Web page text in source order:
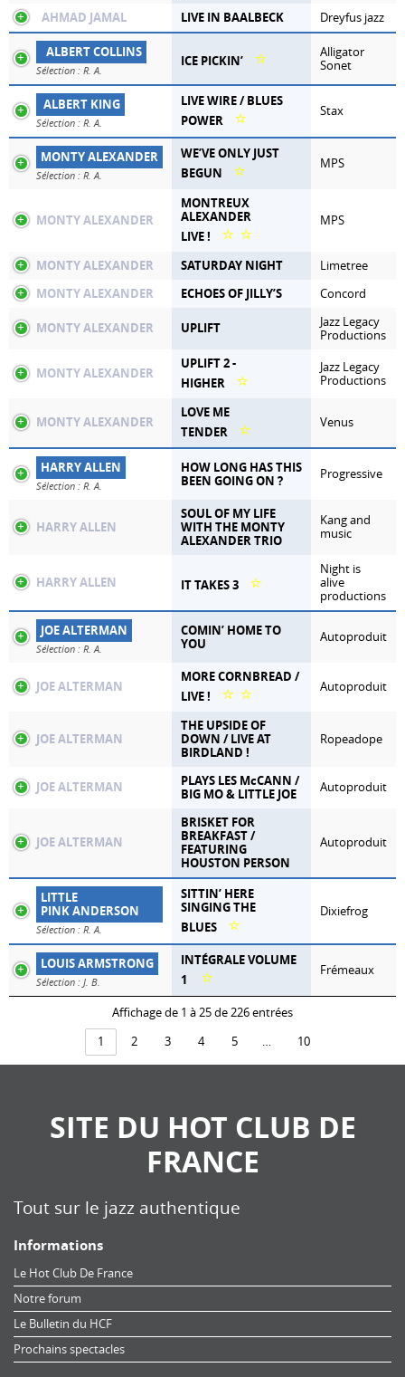
AHMAD JAMAL LIVE IN BAALBECK Dreyfus jazz
ALBERT COLLINS
Sélection : R. A.
ICE PICKIN’ ⭐
Alligator
Sonet
ALBERT KING
Sélection : R. A.
LIVE WIRE / BLUES
POWER
⭐ Stax
MONTY ALEXANDER
Sélection : R. A.
WE’VE ONLY JUST
BEGUN
⭐ MPS
MONTY ALEXANDER
MONTREUX
ALEXANDER
LIVE !
⭐ ⭐
MPS
MONTY ALEXANDER SATURDAY NIGHT
Limetree
MONTY ALEXANDER
ECHOES OF JILLY’S Concord
MONTY ALEXANDER UPLIFT
Jazz Legacy
Productions
MONTY ALEXANDER
UPLIFT 2 -
HIGHER
⭐
Jazz Legacy
Productions
MONTY ALEXANDER
LOVE ME
TENDER
⭐ Venus
HARRY ALLEN
Sélection : R. A.
HOW LONG HAS THIS
BEEN GOING ON ?
Progressive
HARRY ALLEN
SOUL OF MY LIFE
WITH THE MONTY
ALEXANDER TRIO
Kang and
music
HARRY ALLEN IT TAKES 3 ⭐
Night is
alive
productions
JOE ALTERMAN
Sélection : R. A.
COMIN’ HOME TO
YOU
Autoproduit
JOE ALTERMAN
MORE CORNBREAD /
LIVE !
⭐ ⭐ Autoproduit
JOE ALTERMAN
THE UPSIDE OF
DOWN / LIVE AT
BIRDLAND !
Ropeadope
JOE ALTERMAN
PLAYS LES McCANN /
BIG MO & LITTLE JOE
Autoproduit
JOE ALTERMAN
BRISKET FOR
BREAKFAST /
FEATURING
HOUSTON PERSON
Autoproduit
LITTLE
PINK ANDERSON
Sélection : R. A.
SITTIN’ HERE
SINGING THE
BLUES
⭐
Dixiefrog
LOUIS ARMSTRONG
Sélection : J. B.
INTÉGRALE VOLUME
1
⭐ Frémeaux
Affichage de 1 à 25 de 226 entrées
1
2 3 4 5 … 10
SITE DU HOT CLUB DE
FRANCE
Tout sur le jazz authentique
Informations
Le Hot Club De France
Notre forum
Le Bulletin du HCF
Prochains spectacles